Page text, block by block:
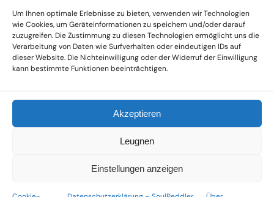
Um Ihnen optimale Erlebnisse zu bieten, verwenden wir Technologien
wie Cookies, um Geräteinformationen zu speichern und/oder darauf
zuzugreifen. Die Zustimmung zu diesen Technologien ermöglicht uns die
Verarbeitung von Daten wie Surfverhalten oder eindeutigen IDs auf
dieser Website. Die Nichteinwilligung oder der Widerruf der Einwilligung
kann bestimmte Funktionen beeinträchtigen.
Akzeptieren
Leugnen
Einstellungen anzeigen
Wir bieten eine breite Auswahl an sowohl hochgradig
sammelwürdigen als auch Mainstream-Titeln und -Formaten auf
Vinyl, CD und weiteren Medien.
Sowohl neue als auch gebrauchte, nach Zustand bewertete
Wir setzen uns leidenschaftlich für unabhängige Künstler und
Labels ein und bieten hochwertige, maßgeschneiderte Lösungen
aus über 30 Jahren Erfahrung in der Musikindustrie.
SoulPeddler Mailorder, Records & Vinyl Production – DUBOX –
Nettirock – Nice Guy Records – MOVA Museum of Vinyl Arts